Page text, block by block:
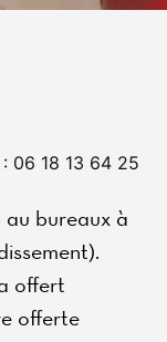
06 18 13 64 25
bureaux à
offert
offerte